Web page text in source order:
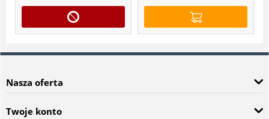
Nasza oferta
Twoje konto